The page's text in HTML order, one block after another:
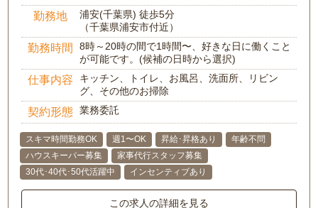
勤務地
浦安(千葉県) 徒歩5分
（千葉県浦安市付近）
勤務時間
8時～20時の間で1時間〜、好きな日に働くこと
が可能です。(候補の日時から選択)
仕事内容
キッチン、トイレ、お風呂、洗面所、リビン
グ、その他のお掃除
契約形態 業務委託
スキマ時間勤務OK 週1〜OK 昇給･昇格あり
年齢不問
ハウスキーパー募集
家事代行スタッフ募集
30代･40代･50代活躍中
インセンティブあり
この求人の詳細を見る